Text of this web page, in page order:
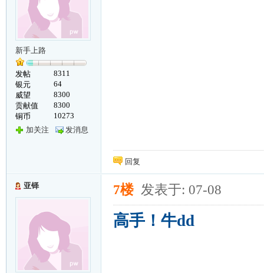
新手上路
发帖
8311
银元
64
威望
8300
贡献值
8300
铜币
10273
加关注
发消息
回复
亚铎 7楼 发表于: 07-08
高手！牛dd